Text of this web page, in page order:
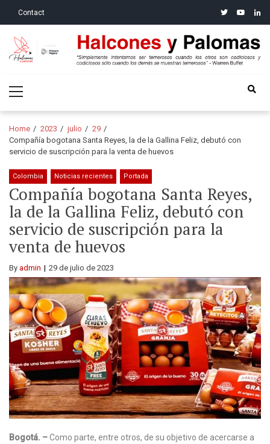
Contact twitteryoutube
Halcones y Palomas
Menu
Home 2023 julio
29
Compañía bogotana Santa Reyes, la de la Gallina Feliz, debutó con
servicio de suscripción para la venta de huevos
Colombia Noticias recientes Portada
Compañía bogotana Santa Reyes,
la de la Gallina Feliz, debutó con
servicio de suscripción para la
venta de huevos
By admin 29 de julio de 2023
Bogotá. –Como parte, entre otros, de su objetivo de acercarse a